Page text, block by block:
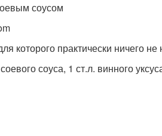
соусом
которого практически ничего не
соуса, 1 ст.л. винного